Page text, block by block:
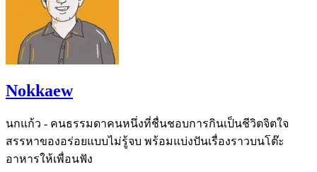
Nokkaew
นกแก้ว - คนธรรมดาคนหนึ่งที่ชื่นชอบการกินเป็นชีวิตจิตใจ
สรรหาของอร่อยแบบไม่รู้จบ พร้อมแบ่งปันเรื่องราวบนโต๊ะ
อาหารให้เพื่อนฟัง